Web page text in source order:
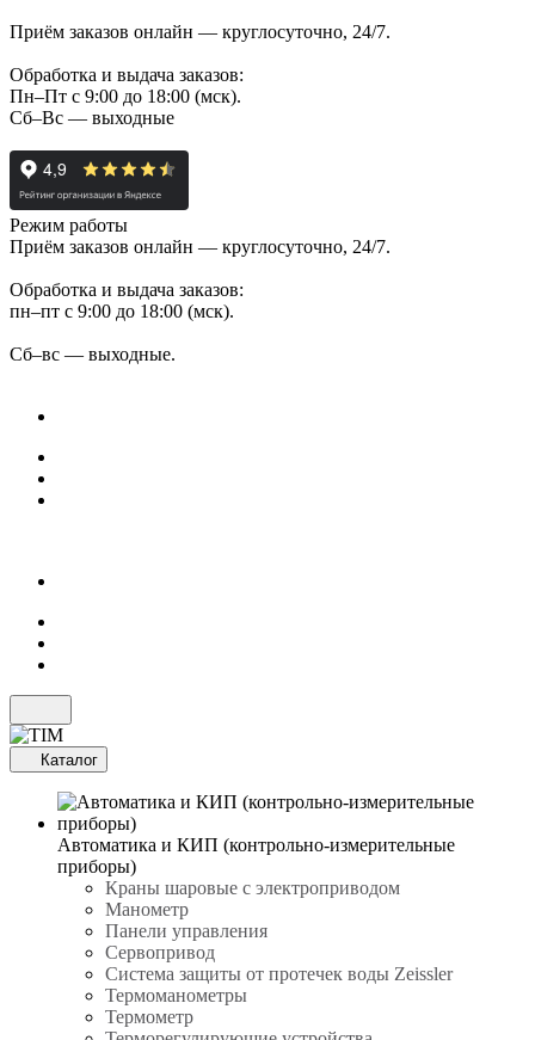
Приём заказов онлайн — круглосуточно, 24/7.
Обработка и выдача заказов:
Пн–Пт с 9:00 до 18:00 (мск).
Сб–Вс — выходные
Режим работы
Приём заказов онлайн — круглосуточно, 24/7.
Обработка и выдача заказов:
пн–пт с 9:00 до 18:00 (мск).
Сб–вс — выходные.
Каталог
Автоматика и КИП (контрольно-измерительные
приборы)
Краны шаровые с электроприводом
Манометр
Панели управления
Сервопривод
Система защиты от протечек воды Zeissler
Термоманометры
Термометр